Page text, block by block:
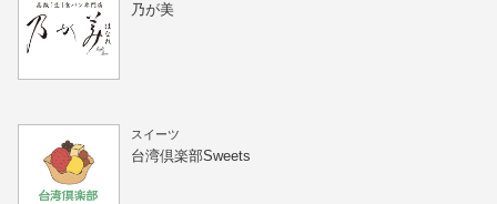
乃が美
スイーツ
台湾倶楽部Sweets